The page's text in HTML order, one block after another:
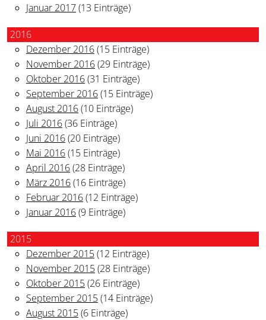
Januar 2017(13 Einträge)
2016
Dezember 2016(15 Einträge)
November 2016(29 Einträge)
Oktober 2016(31 Einträge)
September 2016(15 Einträge)
August 2016(10 Einträge)
Juli 2016(36 Einträge)
Juni 2016(20 Einträge)
Mai 2016(15 Einträge)
April 2016(28 Einträge)
März 2016(16 Einträge)
Februar 2016(12 Einträge)
Januar 2016(9 Einträge)
2015
Dezember 2015(12 Einträge)
November 2015(28 Einträge)
Oktober 2015(26 Einträge)
September 2015(14 Einträge)
August 2015(6 Einträge)